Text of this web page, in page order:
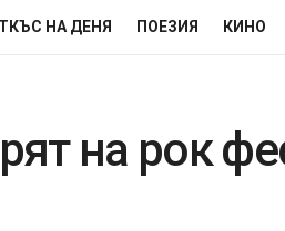
НА ДЕНЯ ПОЕЗИЯ КИНО
на рок